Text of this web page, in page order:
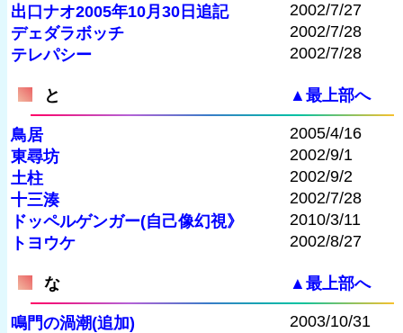
出口ナオ2005年10月30日追記
2002/7/27
デェダラボッチ
2002/7/28
テレパシー
2002/7/28
と ▲最上部へ
鳥居
2005/4/16
東尋坊
2002/9/1
土柱
2002/9/2
十三湊
2002/7/28
ドッペルゲンガー(自己像幻視》
2010/3/11
トヨウケ
2002/8/27
な ▲最上部へ
鳴門の渦潮(追加)
2003/10/31